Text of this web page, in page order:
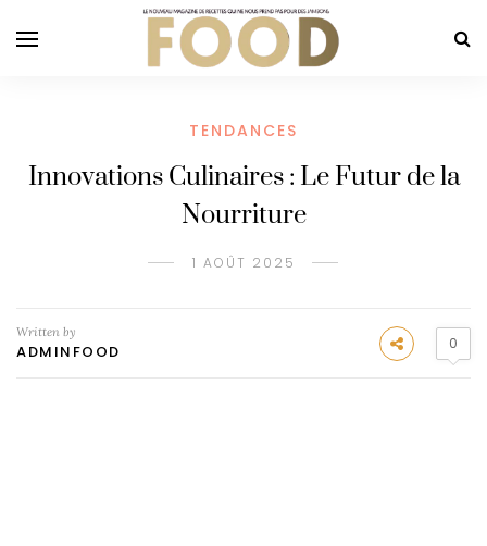
TENDANCES
Innovations Culinaires : Le Futur de la
Nourriture
1 AOÛT 2025
Written by
ADMINFOOD 0